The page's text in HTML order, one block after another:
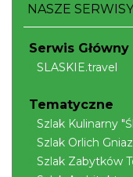
Wakacyjna
Ustroń
14.04 km
NASZE SERWISY
Serwis Główny
SLASKIE.travel
Tematyczne
Szlak Kulinarny
Szlak Orlich
Szlak Zabytków